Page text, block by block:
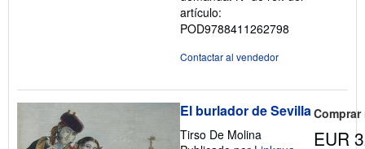
artículo:
POD9788411262798
Contactar al vendedor
El burlador de Sevilla
Tirso De Molina
EUR